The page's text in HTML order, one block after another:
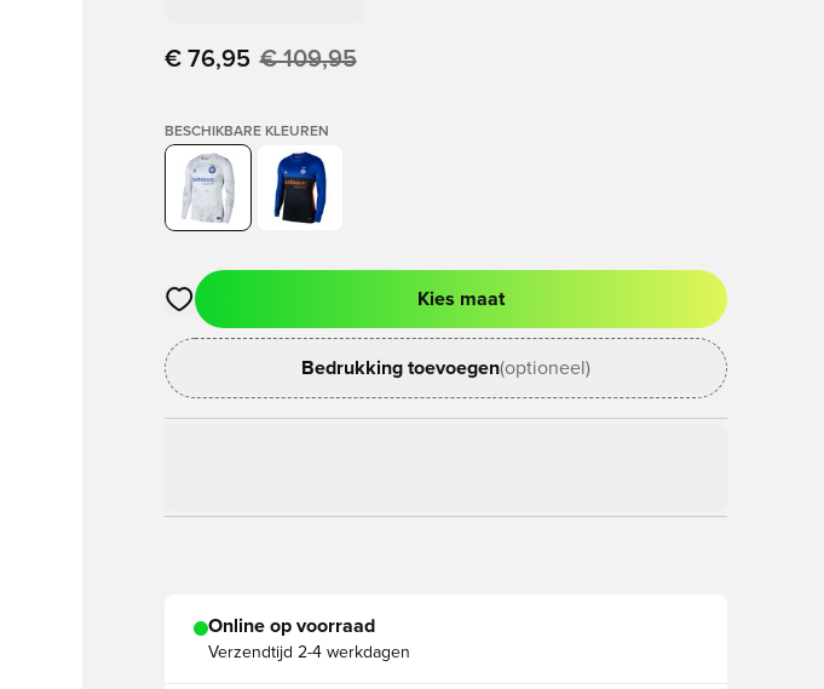
€ 76,95 € 109,95
BESCHIKBARE KLEUREN
Opent een venster om in te loggen of je aan te melden als lid
Kies maat
Bedrukking toevoegen(optioneel)
Online op voorraad
Verzendtijd 2-4 werkdagen